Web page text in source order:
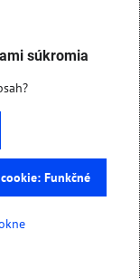
súkromia
Funkčné